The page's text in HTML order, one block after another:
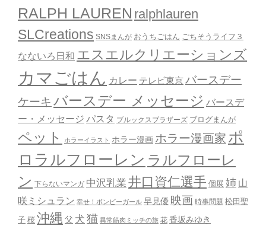
RALPH LAUREN ralphlauren
SLCreations SNSまんが おうちごはん ごちそうライフ３
なないろ日和 エスエルクリエーションズ
カマごはん カレー テレビ東京バースデー
ケーキ バースデー メッセージ バースデ
ー・メッセージ パスタ ブルックスブラザーズ ブログまんが
ペット ホラーイラスト ホラー漫画 ホラー漫画家 ポ
ロラルフローレン ラルフローレ
ン 下らないマンガ 中沢乳業 井口資仁選手 個展 姉 山
咲ミシュラン 幸せ！ボンビーガール 早見優 映画 時事問題 松田聖
子 桜 沖縄 父 犬 猫 異常筋肉ミッチの旅 花 香坂みゆき